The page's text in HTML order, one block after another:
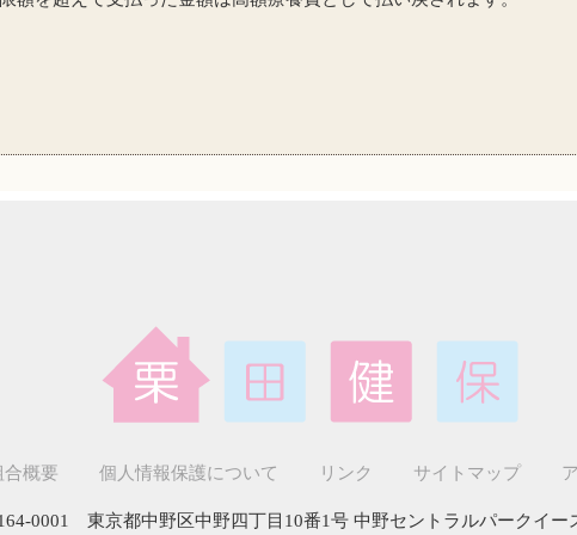
合概要 個人情報保護について リンク サイトマップ
0001 東京都中野区中野四丁目10番1号 中野セントラルパークイー